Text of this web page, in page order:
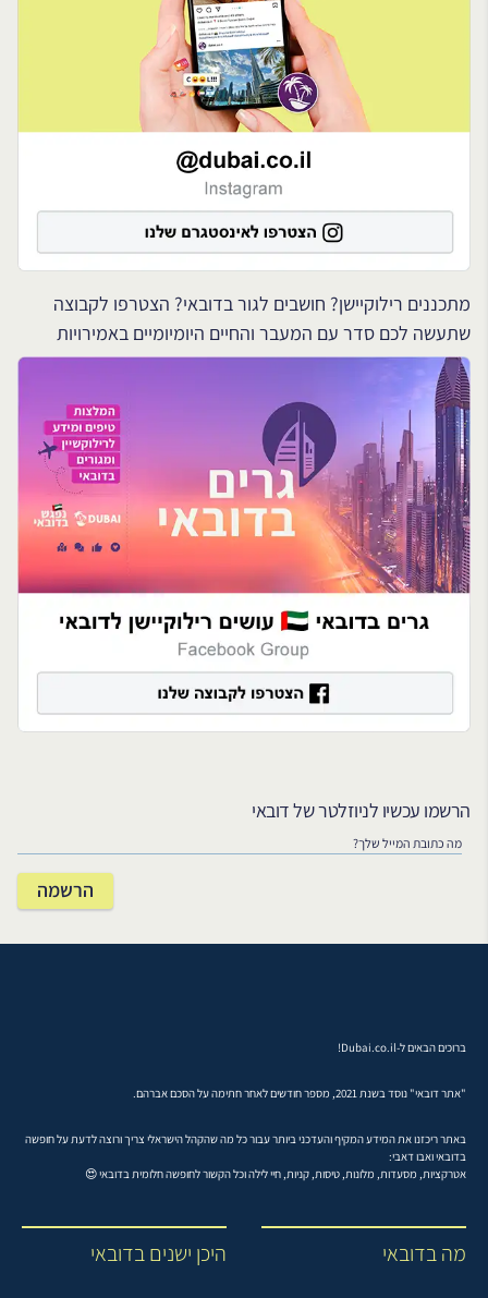
מתכננים רילוקיישן? חושבים לגור בדובאי? הצטרפו לקבוצה
שתעשה לכם סדר עם המעבר והחיים היומיומיים באמירויות
הרשמו עכשיו לניוזלטר של דובאי
ברוכים הבאים ל-Dubai.co.il!
"אתר דובאי" נוסד בשנת 2021, מספר חודשים לאחר חתימה על הסכם אברהם.
באתר ריכזנו את המידע המקיף והעדכני ביותר עבור כל מה שהקהל הישראלי צריך ורוצה לדעת על חופשה
בדובאי ואבו דאבי:
אטרקציות, מסעדות, מלונות, טיסות, קניות, חיי לילה וכל הקשור לחופשה חלומית בדובאי 😍
מה בדובאי היכן ישנים בדובאי